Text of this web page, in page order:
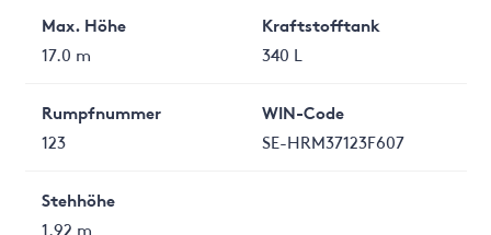
Max. Höhe
17.0 m
Kraftstofftank
340 L
Rumpfnummer
123
WIN-Code
SE-HRM37123F607
Stehhöhe
1.92 m